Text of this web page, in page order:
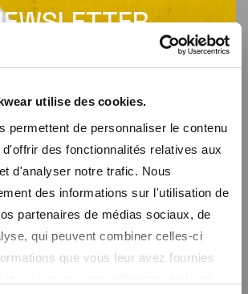
utilise des cookies.
permettent de personnaliser le contenu
des fonctionnalités relatives aux
d'analyser notre trafic. Nous
des informations sur l'utilisation de
partenaires de médias sociaux, de
qui peuvent combiner celles-ci
que vous leur avez fournies
promozionale per uno sconto
10% su tutto il sito
interessare